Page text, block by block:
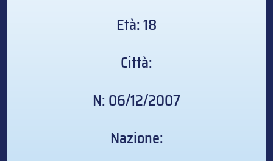
Età: 18
Città:
N: 06/12/2007
Nazione: